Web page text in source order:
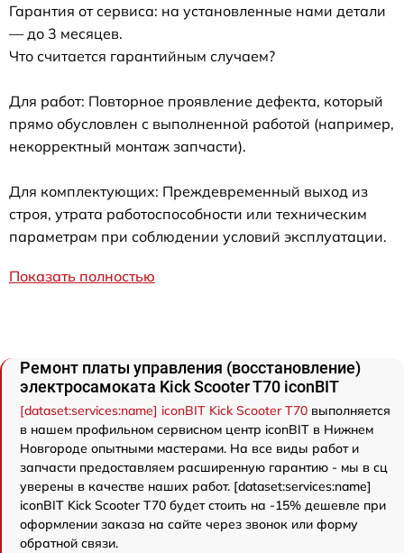
Гарантия от сервиса: на установленные нами детали
— до 3 месяцев.
Что считается гарантийным случаем?
Для работ: Повторное проявление дефекта, который
прямо обусловлен с выполненной работой (например,
некорректный монтаж запчасти).
Для комплектующих: Преждевременный выход из
строя, утрата работоспособности или техническим
параметрам при соблюдении условий эксплуатации.
Показать полностью
Ремонт платы управления (восстановление)
электросамоката Kick Scooter T70 iconBIT
[dataset:services:name] iconBIT Kick Scooter T70 выполняется
в нашем профильном сервисном центр iconBIT в Нижнем
Новгороде опытными мастерами. На все виды работ и
запчасти предоставляем расширенную гарантию - мы в сц
уверены в качестве наших работ. [dataset:services:name]
iconBIT Kick Scooter T70 будет стоить на -15% дешевле при
оформлении заказа на сайте через звонок или форму
обратной связи.